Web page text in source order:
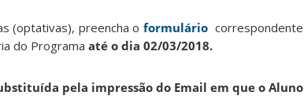
(optativas), preencha o formuláriocorrespondente
do Programa até o dia 02/03/2018.
pela impressão do Email em que o Aluno